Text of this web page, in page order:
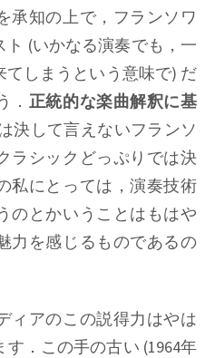
承知の上で，フランソワ
(いかなる演奏でも，一
しまうという意味で) だ
． 正統的な楽曲解釈に基
決して言えないフランソ
ラシックどっぷりでは決
私にとっては，演奏技術
のとかいうことはもはや
力を感じるものであるの
ィアのこの説得力はやは
．この手の古い (1964年